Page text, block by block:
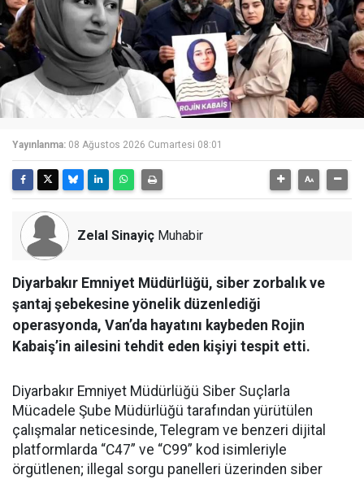
Yayınlanma: 08 Ağustos 2026 Cumartesi 08:01
Zelal Sinayiç Muhabir
Diyarbakır Emniyet Müdürlüğü, siber zorbalık ve
şantaj şebekesine yönelik düzenlediği
operasyonda, Van’da hayatını kaybeden Rojin
Kabaiş’in ailesini tehdit eden kişiyi tespit etti.
Diyarbakır Emniyet Müdürlüğü Siber Suçlarla
Mücadele Şube Müdürlüğü tarafından yürütülen
çalışmalar neticesinde, Telegram ve benzeri dijital
platformlarda “C47” ve “C99” kod isimleriyle
örgütlenen; illegal sorgu panelleri üzerinden siber